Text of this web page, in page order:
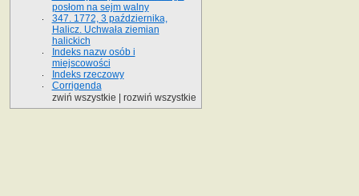
posłom na sejm walny
347. 1772, 3 października,
Halicz. Uchwała ziemian
halickich
Indeks nazw osób i
miejscowości
Indeks rzeczowy
Corrigenda
zwiń wszystkie
rozwiń wszystkie